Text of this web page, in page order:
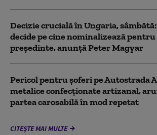
Decizie crucială în Ungaria,
decide pe cine nominalizează
președinte, anunță Peter Magyar
Pericol pentru şoferi pe Autostrada
metalice confecţionate artizanal,
partea carosabilă în mod repetat
CITEȘTE MAI MULTE